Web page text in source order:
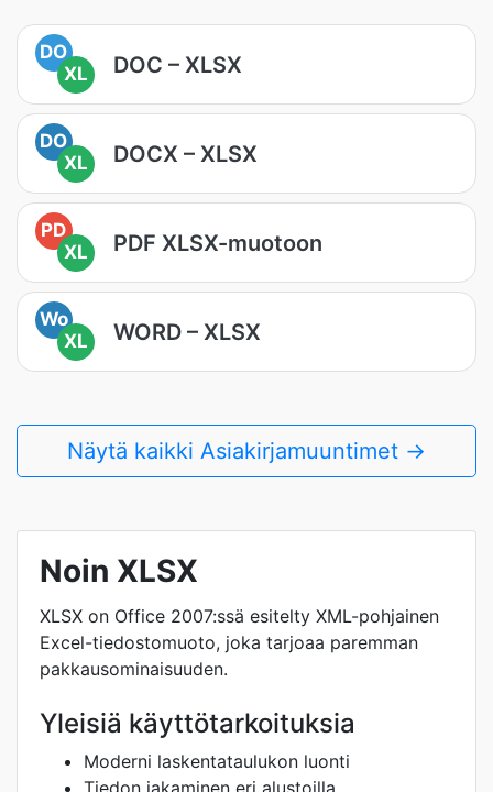
DO
XL
DOC – XLSX
DO
XL
DOCX – XLSX
PD
XL
PDF XLSX-muotoon
Wo
XL
WORD – XLSX
Näytä kaikki Asiakirjamuuntimet →
Noin XLSX
XLSX on Office 2007:ssä esitelty XML-pohjainen
Excel-tiedostomuoto, joka tarjoaa paremman
pakkausominaisuuden.
Yleisiä käyttötarkoituksia
Moderni laskentataulukon luonti
Tiedon jakaminen eri alustoilla